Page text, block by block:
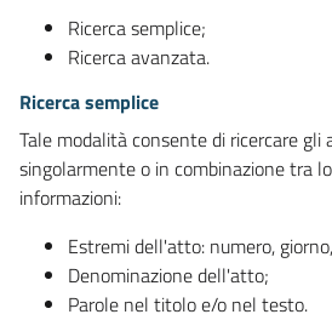
Ricerca semplice;
Ricerca avanzata.
Ricerca semplice
Tale modalità consente di ricercare gli
singolarmente o in combinazione tra
informazioni:
Estremi dell'atto: numero,
Denominazione dell'atto;
Parole nel titolo e/o nel testo.